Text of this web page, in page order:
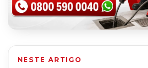
NESTE ARTIGO